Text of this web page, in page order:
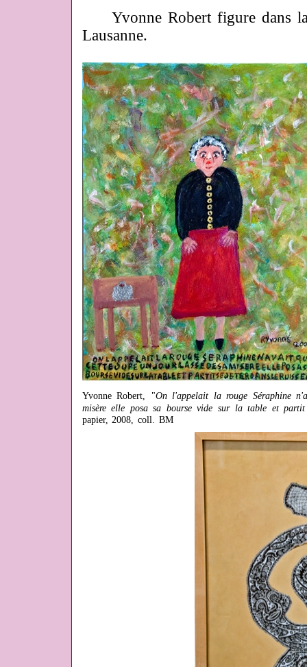
Yvonne Robert figure dans
Lausanne.
Yvonne Robert, "On l'appelait la rouge Séraphine
misère elle posa sa bourse vide sur la table et
papier, 2008, coll. BM